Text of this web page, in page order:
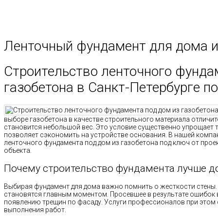
Ленточный фундамент для дома
Строительство ленточного
газобетона в Санкт-Петербурге
выборе газобетона в качестве строительного материала
становится небольшой вес. Это условие существенно упрощает
позволяет сэкономить на устройстве основания. В нашей
ленточного фундамента под дом из газобетона под ключ от
объекта.
Почему строительство фундамента лучше
Выбирая фундамент для дома важно помнить о жесткости
становятся главным моментом. Просевшее в результате ошибок
появлению трещин по фасаду. Услуги профессионалов при этом
выполнения работ.